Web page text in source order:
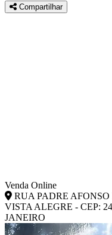
Compartilhar
Venda Online
RUA PADRE
VISTA ALEGRE - CEP:
JANEIRO